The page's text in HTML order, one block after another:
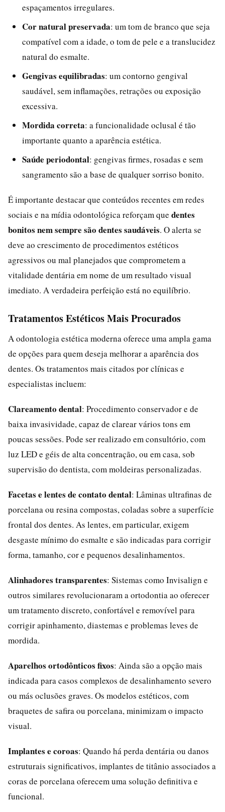
espaçamentos irregulares.
Cor natural preservada: um tom de branco que seja
compatível com a idade, o tom de pele e a translucidez
natural do esmalte.
Gengivas equilibradas: um contorno gengival
saudável, sem inflamações, retrações ou exposição
excessiva.
Mordida correta: a funcionalidade oclusal é tão
importante quanto a aparência estética.
Saúde periodontal: gengivas firmes, rosadas e sem
sangramento são a base de qualquer sorriso bonito.
É importante destacar que conteúdos recentes em redes
sociais e na mídia odontológica reforçam que dentes
bonitos nem sempre são dentes saudáveis. O alerta se
deve ao crescimento de procedimentos estéticos
agressivos ou mal planejados que comprometem a
vitalidade dentária em nome de um resultado visual
imediato. A verdadeira perfeição está no equilíbrio.
Tratamentos Estéticos Mais Procurados
A odontologia estética moderna oferece uma ampla gama
de opções para quem deseja melhorar a aparência dos
dentes. Os tratamentos mais citados por clínicas e
especialistas incluem:
Clareamento dental: Procedimento conservador e de
baixa invasividade, capaz de clarear vários tons em
poucas sessões. Pode ser realizado em consultório, com
luz LED e géis de alta concentração, ou em casa, sob
supervisão do dentista, com moldeiras personalizadas.
Facetas e lentes de contato dental: Lâminas ultrafinas de
porcelana ou resina compostas, coladas sobre a superfície
frontal dos dentes. As lentes, em particular, exigem
desgaste mínimo do esmalte e são indicadas para corrigir
forma, tamanho, cor e pequenos desalinhamentos.
Alinhadores transparentes: Sistemas como Invisalign e
outros similares revolucionaram a ortodontia ao oferecer
um tratamento discreto, confortável e removível para
corrigir apinhamento, diastemas e problemas leves de
mordida.
Aparelhos ortodônticos fixos: Ainda são a opção mais
indicada para casos complexos de desalinhamento severo
ou más oclusões graves. Os modelos estéticos, com
braquetes de safira ou porcelana, minimizam o impacto
visual.
Implantes e coroas: Quando há perda dentária ou danos
estruturais significativos, implantes de titânio associados a
coras de porcelana oferecem uma solução definitiva e
funcional.